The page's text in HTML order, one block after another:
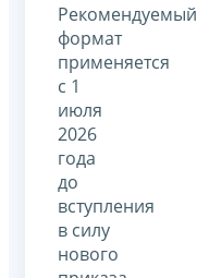
Рекомендуемый
формат
применяется
с 1
июля
2026
года
до
вступления
в силу
нового